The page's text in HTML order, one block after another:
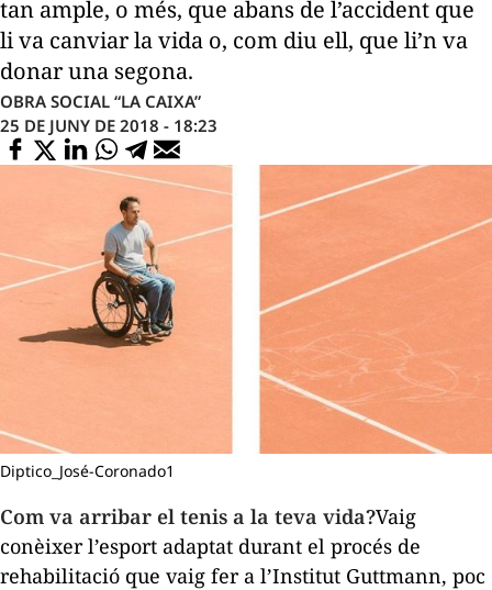
tan ample, o més, que abans de l’accident que
li va canviar la vida o, com diu ell, que li’n va
donar una segona.
OBRA SOCIAL “LA CAIXA”
25 DE JUNY DE 2018 - 18:23
Diptico_José-Coronado1
Com va arribar el tenis a la teva vida?Vaig
conèixer l’esport adaptat durant el procés de
rehabilitació que vaig fer a l’Institut Guttmann, poc